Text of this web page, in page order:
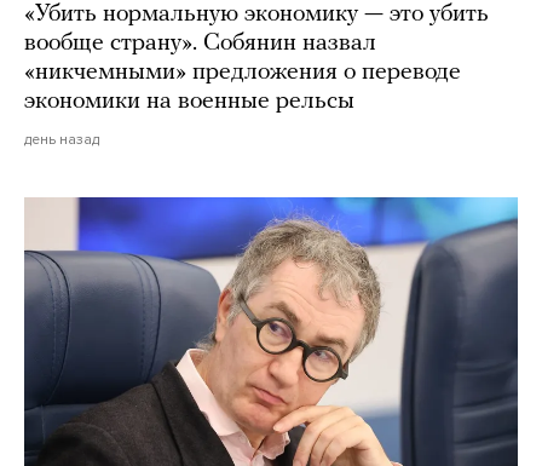
«Убить нормальную экономику — это убить
вообще страну». Собянин назвал
«никчемными» предложения о переводе
экономики на военные рельсы
день назад